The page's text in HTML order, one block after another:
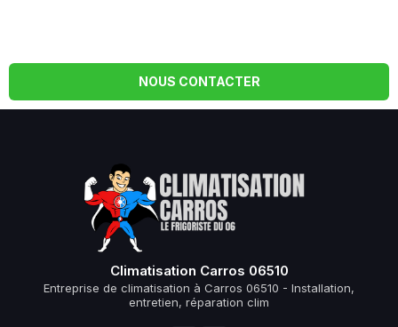
NOUS CONTACTER
Climatisation Carros 06510
Entreprise de climatisation à Carros 06510 - Installation,
entretien, réparation clim